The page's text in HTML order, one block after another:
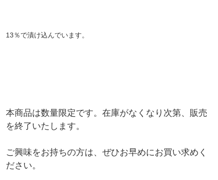
13％で漬け込んでいます。
本商品は数量限定です。在庫がなくなり次第、販売
を終了いたします。
ご興味をお持ちの方は、ぜひお早めにお買い求めく
ださい。